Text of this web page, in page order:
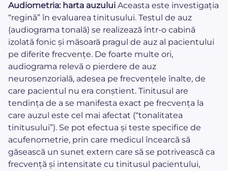
Audiometria: harta auzului Aceasta este investigația
“regină” în evaluarea tinitusului. Testul de auz
(audiograma tonală) se realizează într-o cabină
izolată fonic și măsoară pragul de auz al pacientului
pe diferite frecvențe. De foarte multe ori,
audiograma relevă o pierdere de auz
neurosenzorială, adesea pe frecvențele înalte, de
care pacientul nu era conștient. Tinitusul are
tendința de a se manifesta exact pe frecvența la
care auzul este cel mai afectat (“tonalitatea
tinitusului”). Se pot efectua și teste specifice de
acufenometrie, prin care medicul încearcă să
găsească un sunet extern care să se potrivească ca
frecvență și intensitate cu tinitusul pacientului,